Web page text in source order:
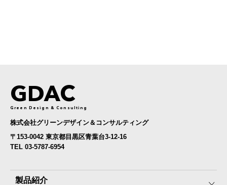
GDAC
Green Design & Consulting
株式会社グリーンデザイン＆コンサルティング
〒153-0042 東京都目黒区青葉台3-12-16
TEL 03-5787-6954
製品紹介